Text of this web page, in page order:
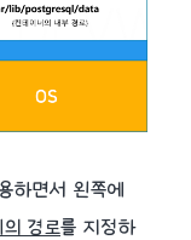
하면서 왼쪽에
경로를 지정하